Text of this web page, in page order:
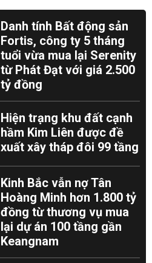
Danh tính Bất động sản
Fortis, công ty 5 tháng
tuổi vừa mua lại Serenity
từ Phát Đạt với giá 2.500
tỷ đồng
Hiện trạng khu đất cạnh
hầm Kim Liên được đề
xuất xây tháp đôi 99 tầng
Kinh Bắc vẫn nợ Tân
Hoàng Minh hơn 1.800 tỷ
đồng từ thương vụ mua
lại dự án 100 tầng gần
Keangnam